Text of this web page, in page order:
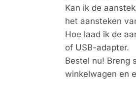
Kan ik de
het aansteken
Hoe laad ik de
of USB-adapter.
Bestel nu! Breng
winkelwagen en